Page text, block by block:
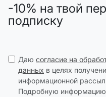
-10% на твой
подписку
Даю согласие на
данных в целях
информационной
Подробную информацию